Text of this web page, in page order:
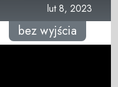
lut 8, 2023
bez wyjścia